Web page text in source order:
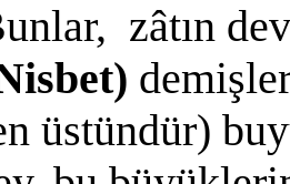
zâtın
üstündür)